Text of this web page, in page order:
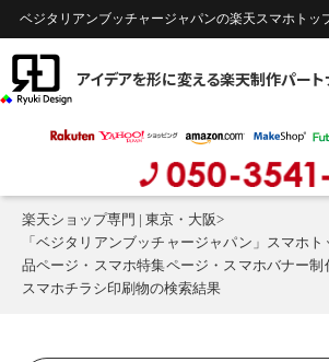
アイデアを形に変える楽天制作パート
楽天ショップ専門 | 東京・大阪>
「ベジタリアンブッチャージャパン」スマホ
品ページ・スマホ特集ページ・スマホバナー制
スマホチラシ印刷物の検索結果